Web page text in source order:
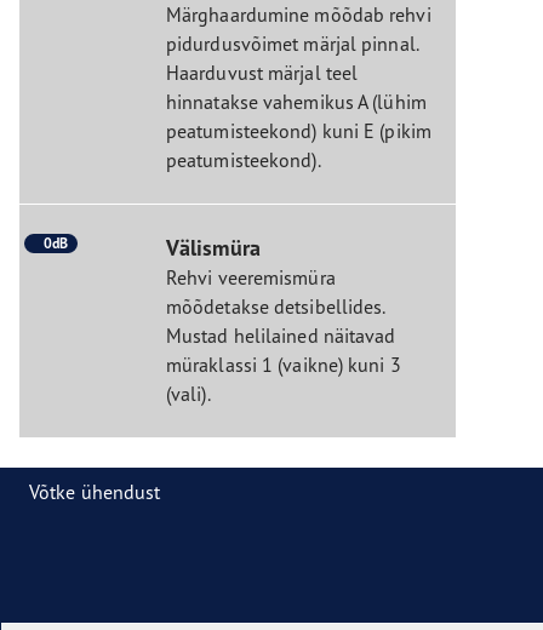
Märghaardumine mõõdab rehvi
pidurdusvõimet märjal pinnal.
Haarduvust märjal teel
hinnatakse vahemikus A (lühim
peatumisteekond) kuni E (pikim
peatumisteekond).
0dB Välismüra
Rehvi veeremismüra
mõõdetakse detsibellides.
Mustad helilained näitavad
müraklassi 1 (vaikne) kuni 3
(vali).
Võtke ühendust